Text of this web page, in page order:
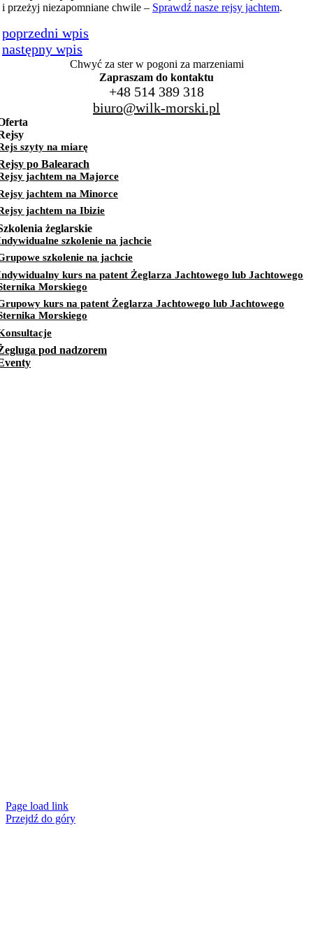
i przeżyj niezapomniane chwile – Sprawdź nasze rejsy jachtem.
Chwyć za ster w pogoni za marzeniami
Zapraszam do kontaktu
+48 514 389 318
biuro@wilk-morski.pl
szyty na miarę
po Balearach
jachtem na Majorce
jachtem na Minorce
jachtem na Ibizie
żeglarskie
szkolenie na jachcie
szkolenie na jachcie
kurs na patent Żeglarza Jachtowego lub Jachtowego
Morskiego
kurs na patent Żeglarza Jachtowego lub Jachtowego
Morskiego
pod nadzorem
Page load link
Przejdź do góry